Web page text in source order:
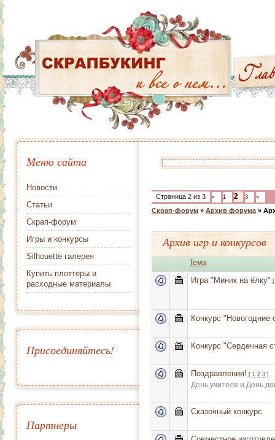
Меню сайта
Новости
Статьи
Скрап-форум
Игры и конкурсы
Silhouette галерея
Купить плоттеры и
расходные материалы
Присоединяйтесь!
Партнеры
Страница 2 из 3 « 1 2 3 »
Скрап-форум » Архив форума »
Архив игр и конкурсов
Тема
Игра "Миник на ёлку"
Конкурс "Новогодние
Конкурс "Сердечная
Поздравления! [ 1 2 3 ]
День учителя и День
Сказочный конкурс